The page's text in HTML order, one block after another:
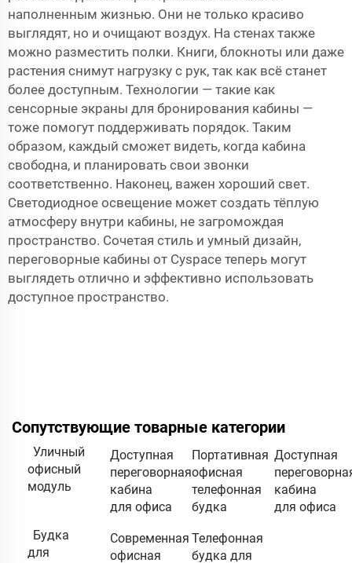
наполненным жизнью. Они не только красиво
выглядят, но и очищают воздух. На стенах также
можно разместить полки. Книги, блокноты или даже
растения снимут нагрузку с рук, так как всё станет
более доступным. Технологии — такие как
сенсорные экраны для бронирования кабины —
тоже помогут поддерживать порядок. Таким
образом, каждый сможет видеть, когда кабина
свободна, и планировать свои звонки
соответственно. Наконец, важен хороший свет.
Светодиодное освещение может создать тёплую
атмосферу внутри кабины, не загромождая
пространство. Сочетая стиль и умный дизайн,
переговорные кабины от Cyspace теперь могут
выглядеть отлично и эффективно использовать
доступное пространство.
Сопутствующие товарные категории
Уличный
офисный
модуль
Доступная
переговорная
кабина
для офиса
Портативная
офисная
телефонная
будка
Доступная
кабина
для офиса
Будка
для
Современная
офисная
Телефонная
будка для